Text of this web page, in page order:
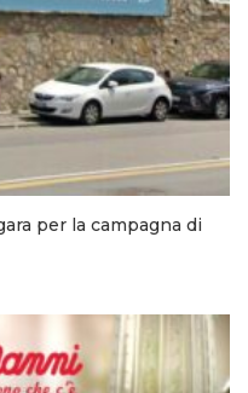
per la campagna di